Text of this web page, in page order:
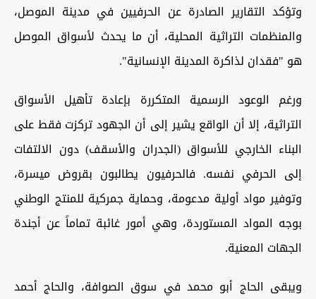
وتؤكد التقارير الصادرة عن الحرفيين في مدينة الموصل،
والمنظمات التراثية المحلية، أن ما يحدث لأسواق الموصل
هو "فقدان لذاكرة المدينة الإنسانية".
ورغم الوعود الرسمية المتكررة بإعادة تأهيل الأسواق
التراثية، إلا أن الواقع يشير إلى أن الجهود تركزت فقط على
البناء الخارجي للأسواق (الجدران والأسقف) دون الالتفات
إلى الحرفي نفسه. فالحرفيون يطالبون بقروض ميسرة،
وتوفير مواد أولية مدعومة، وحماية جمركية للمنتج الوطني
بوجه المواد المستوردة، وهي أمور غائبة تماماً عن أجندة
الجهات المعنية.
ويبقى الحاج أبو محمد في سوق الصوافة، والحاج أحمد